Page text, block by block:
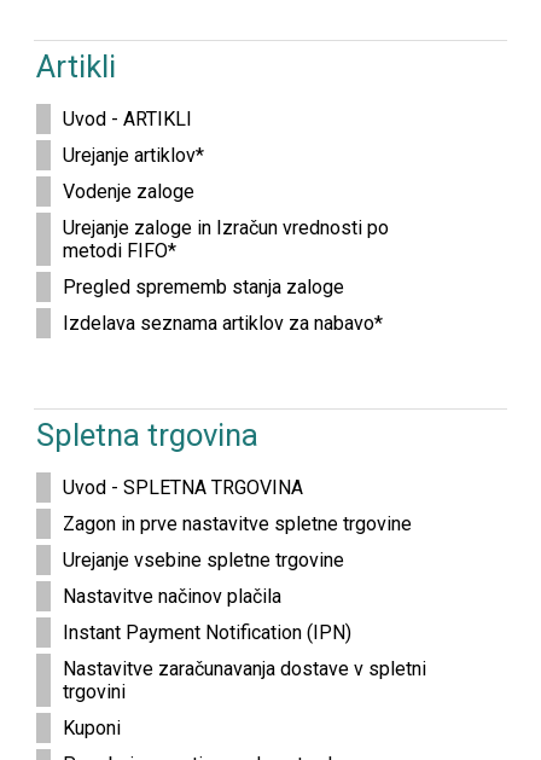
Artikli
Uvod - ARTIKLI
Urejanje artiklov*
Vodenje zaloge
Urejanje zaloge in Izračun vrednosti po
metodi FIFO*
Pregled sprememb stanja zaloge
Izdelava seznama artiklov za nabavo*
Spletna trgovina
Uvod - SPLETNA TRGOVINA
Zagon in prve nastavitve spletne trgovine
Urejanje vsebine spletne trgovine
Nastavitve načinov plačila
Instant Payment Notification (IPN)
Nastavitve zaračunavanja dostave v spletni
trgovini
Kuponi